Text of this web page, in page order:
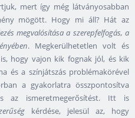
mert így még látványosabban
mögött. Hogy mi áll? Hát az
megvalósítása a szerepfelfogás, a
. Megkerülhetetlen volt és
hogy vajon kik fognak jól, és kik
és a színjátszás problémakörével
a gyakorlatra összpontosítva
az ismeretmegerősítést. Itt is
kérdése, jelesül az, hogy